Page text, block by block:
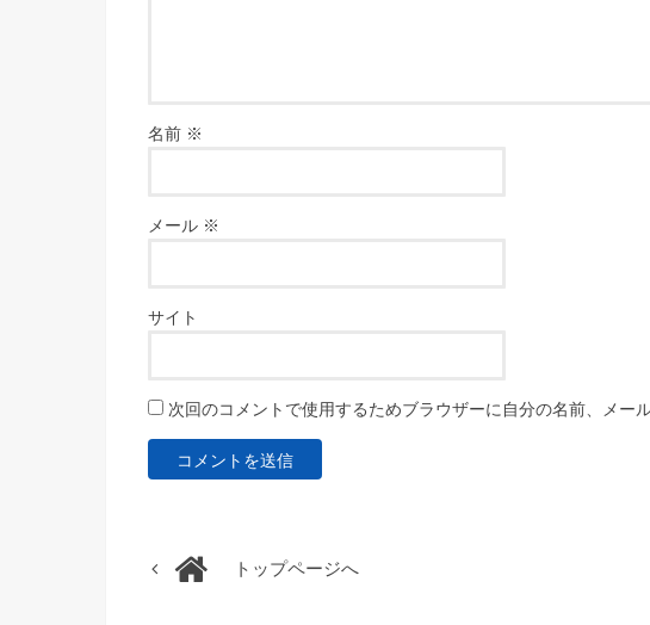
名前 ※
メール ※
サイト
次回のコメントで使用するためブラウザーに自分の名前、メー
トップページへ